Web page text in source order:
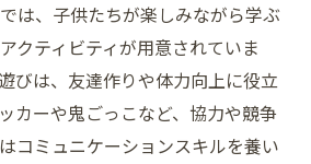
は、子供たちが楽しみながら学ぶ
クティビティが用意されていま
びは、友達作りや体力向上に役立
カーや鬼ごっこなど、協力や競争
コミュニケーションスキルを養い